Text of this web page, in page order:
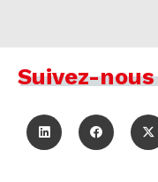
Suivez-nous